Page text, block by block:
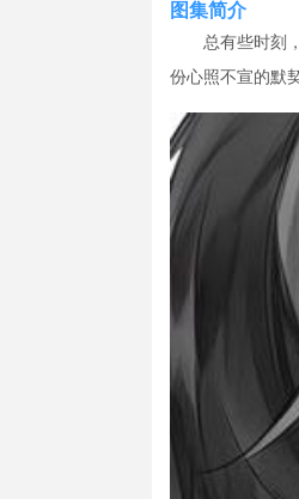
图集简介
总有些时刻
份心照不宣的默